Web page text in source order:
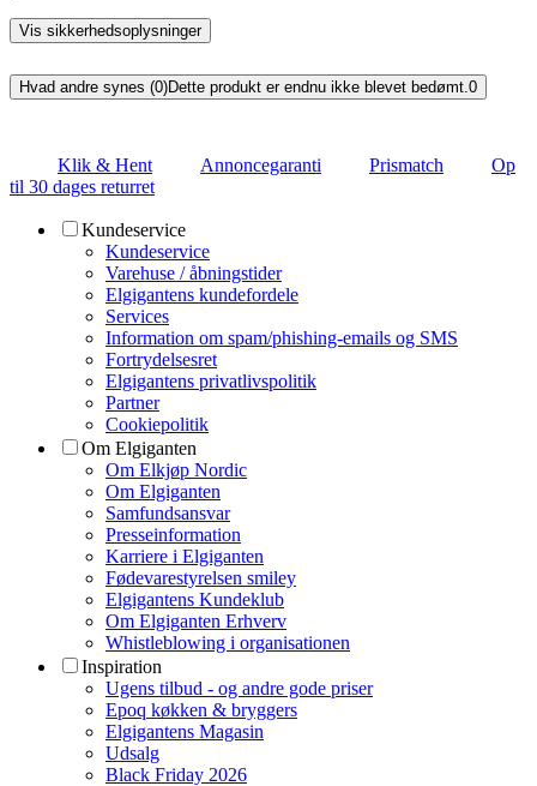
Vis sikkerhedsoplysninger
Hvad andre synes (0)Dette produkt er endnu ikke blevet bedømt.0
Klik & Hent Annoncegaranti Prismatch
Op
til 30 dages returret
Kundeservice
Kundeservice
Varehuse / åbningstider
Elgigantens kundefordele
Services
Information om spam/phishing-emails og SMS
Fortrydelsesret
Elgigantens privatlivspolitik
Partner
Cookiepolitik
Om Elgiganten
Om Elkjøp Nordic
Om Elgiganten
Samfundsansvar
Presseinformation
Karriere i Elgiganten
Fødevarestyrelsen smiley
Elgigantens Kundeklub
Om Elgiganten Erhverv
Whistleblowing i organisationen
Inspiration
Ugens tilbud - og andre gode priser
Epoq køkken & bryggers
Elgigantens Magasin
Udsalg
Black Friday 2026